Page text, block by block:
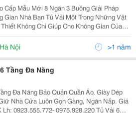
Cấp Mẫu Mới 8 Ngăn 3 Buồng Giải Pháp
Gian Nhà Bạn Tủ Vải Một Trong Những Vật
Không Chỉ Giúp Cho Không Gian Của
Gọn Gàng Và Tiện Dụng Hơn Mà Còn Tăng
Sang Trọng Tiện Dụng Cho Căn Phòng Của
Hà Nội >1 năm
Tầng Đa Năng
Đa Năng Bảo Quản Quần Áo, Giày Dép
Nhà Cửa Luôn Gọn Gàng, Ngăn Nắp. Giá
Lh: 0923.555.772- 0975.928.220 Tủ Vải 6